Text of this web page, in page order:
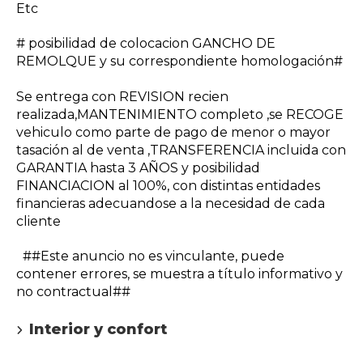
Etc
# posibilidad de colocacion GANCHO DE
REMOLQUE y su correspondiente homologación#
Se entrega con REVISION recien
realizada,MANTENIMIENTO completo ,se RECOGE
vehiculo como parte de pago de menor o mayor
tasación al de venta ,TRANSFERENCIA incluida con
GARANTIA hasta 3 AÑOS y posibilidad
FINANCIACION al 100%, con distintas entidades
financieras adecuandose a la necesidad de cada
cliente
##Este anuncio no es vinculante, puede
contener errores, se muestra a título informativo y
no contractual##
Interior y confort